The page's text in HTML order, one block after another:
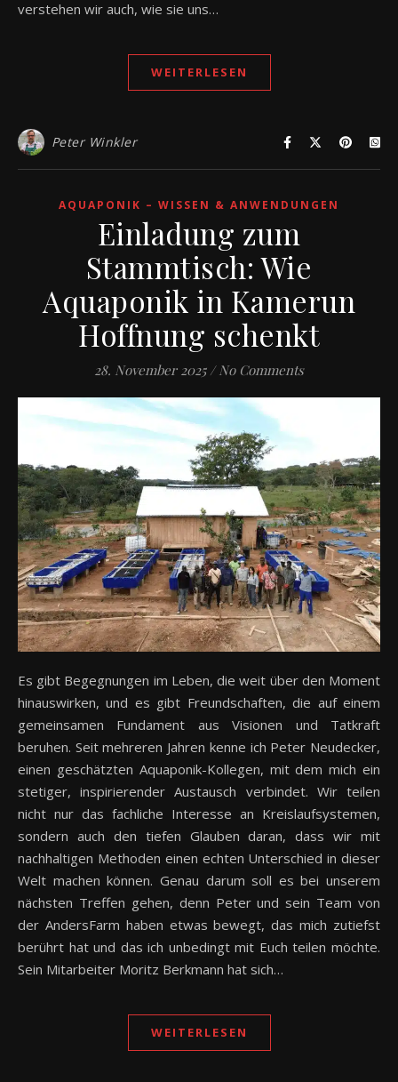
verstehen wir auch, wie sie uns…
WEITERLESEN
Peter Winkler
AQUAPONIK – WISSEN & ANWENDUNGEN
Einladung zum
Stammtisch: Wie
Aquaponik in Kamerun
Hoffnung schenkt
28. November 2025 / No Comments
Es gibt Begegnungen im Leben, die weit über den Moment
hinauswirken, und es gibt Freundschaften, die auf einem
gemeinsamen Fundament aus Visionen und Tatkraft
beruhen. Seit mehreren Jahren kenne ich Peter Neudecker,
einen geschätzten Aquaponik-Kollegen, mit dem mich ein
stetiger, inspirierender Austausch verbindet. Wir teilen
nicht nur das fachliche Interesse an Kreislaufsystemen,
sondern auch den tiefen Glauben daran, dass wir mit
nachhaltigen Methoden einen echten Unterschied in dieser
Welt machen können. Genau darum soll es bei unserem
nächsten Treffen gehen, denn Peter und sein Team von
der AndersFarm haben etwas bewegt, das mich zutiefst
berührt hat und das ich unbedingt mit Euch teilen möchte.
Sein Mitarbeiter Moritz Berkmann hat sich…
WEITERLESEN